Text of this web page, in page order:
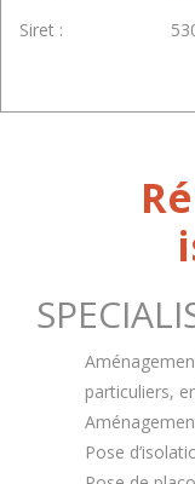
Siret :
particuliers,
Pose